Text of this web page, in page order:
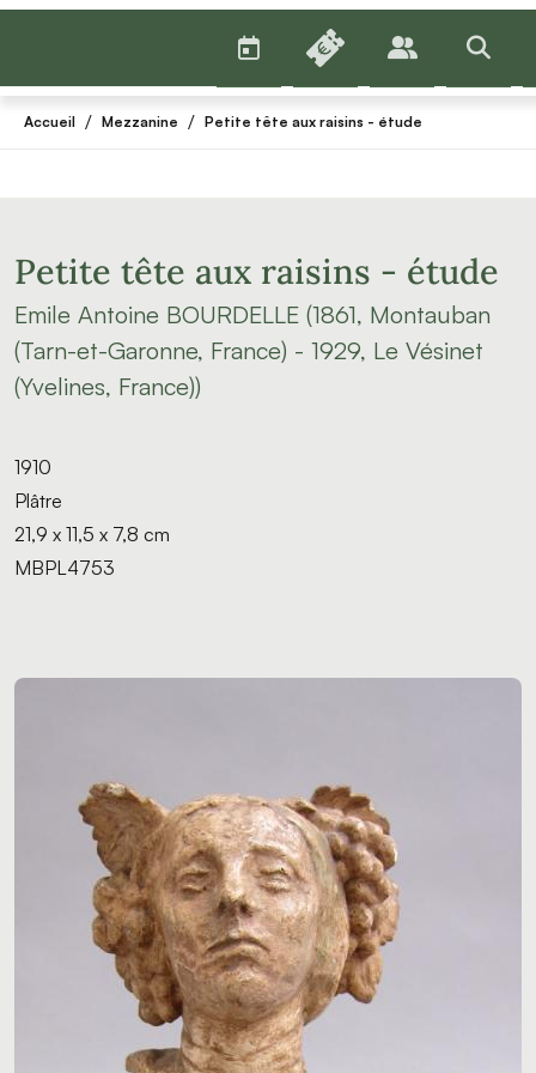
BILLETTERIE
PUBLICS
Accueil / Mezzanine / Petite tête aux raisins - étude
Petite tête aux raisins - étude
Emile Antoine BOURDELLE (1861, Montauban
(Tarn-et-Garonne, France) - 1929, Le Vésinet
(Yvelines, France))
1910
Plâtre
21,9 x 11,5 x 7,8 cm
MBPL4753